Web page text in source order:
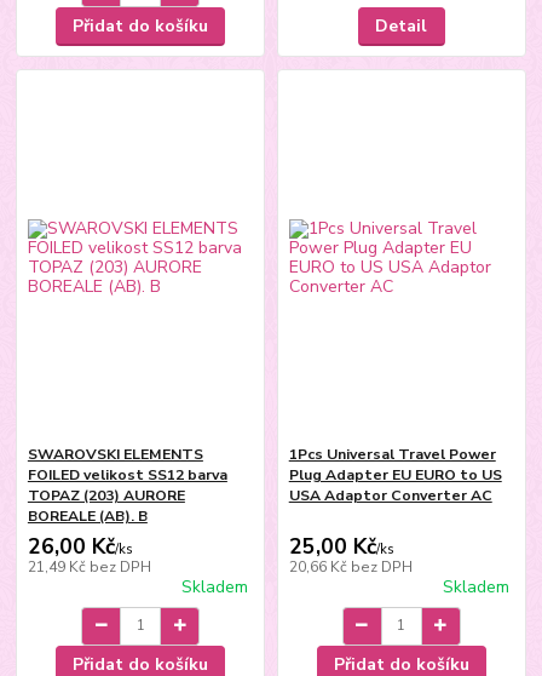
Přidat do košíku
Detail
SWAROVSKI ELEMENTS
FOILED velikost SS12 barva
TOPAZ (203) AURORE
BOREALE (AB). B
26,00 Kč/ks
21,49 Kč bez DPH
Skladem
Přidat do košíku
1Pcs Universal Travel Power
Plug Adapter EU EURO to US
USA Adaptor Converter AC
25,00 Kč/ks
20,66 Kč bez DPH
Skladem
Přidat do košíku